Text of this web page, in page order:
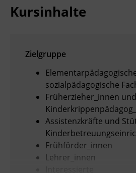
Kursinhalte
Zielgruppe
sozialpädagogische
Früherzieher_innen und
Assistenzkräfte und
Frühförder_innen
Lehrer_innen